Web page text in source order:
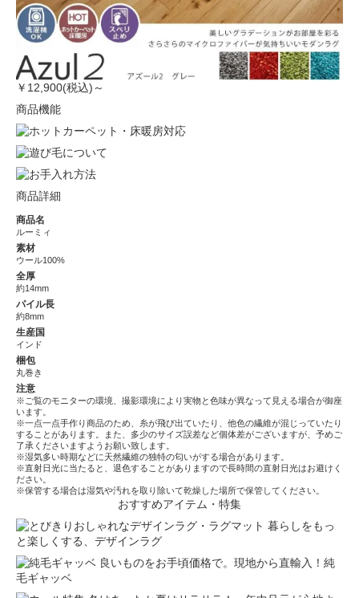
￥12,900(税込)～
商品機能
商品詳細
商品名
ルーミィ
素材
ウール100%
全厚
約14mm
パイル長
約8mm
生産国
インド
梱包
丸巻き
注意
※ご覧のモニターの環境、撮影環境により実物と色味が異なって見える場合が御座
います。
※一点一点手作り商品のため、糸が飛び出ていたり、他色の繊維が混じっていたり
することがあります。また、多少のサイズ誤差など個体差がございますが、予めご
了承くださいますようお願い致します。
※湿気多い時期などに天然繊維の独特の匂いがする場合があります。
※直射日光に当たると、退色することがありますので長時間の直射日光はお避けく
ださい。
※保管する場合は湿気や汚れを取り除いて乾燥した場所で保管してください。
おすすめアイテム・特集
暮らしをもっ
と楽しくする、デザインラグ
良いものをお手頃価格で。現地から直輸入！純
毛ギャッベ